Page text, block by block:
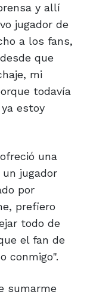
y allí
jugador de
a los fans,
que
mi
todavía
estoy
una
jugador
por
prefiero
todo de
el fan de
conmigo".
sumarme